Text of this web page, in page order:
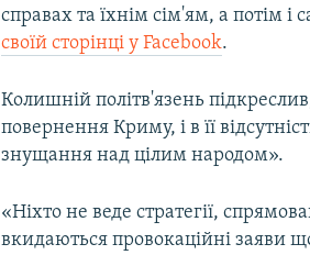
справах та їхнім сім'ям, а потім
своїй сторінці у Facebook.
Колишній політв'язень
повернення Криму, і в її
знущання над цілим народом».
«Ніхто не веде стратегії,
вкидаються провокаційні заяви